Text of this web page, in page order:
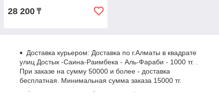
28 200 ₸
Доставка курьером: Доставка по г.Алматы в квадрате
улиц Достык -Саина-Раимбека - Аль-Фараби - 1000 тг. .
При заказе на сумму 50000 и более - доставка
бесплатная. Минимальная сумма заказа 15000 тг.
Доставка курьером: Доставка по Алматы за